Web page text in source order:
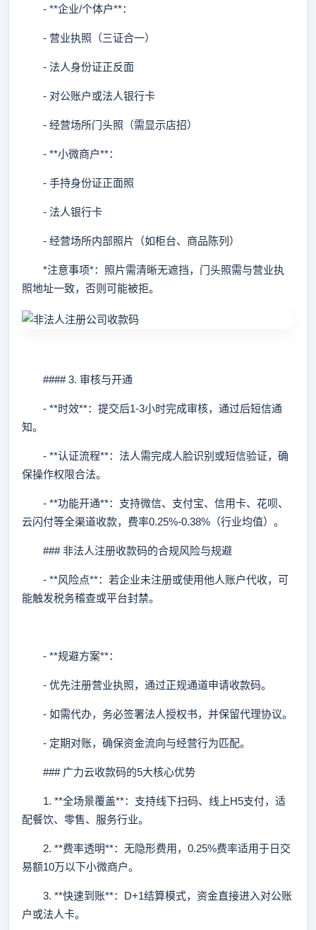
- **企业/个体户**：
- 营业执照（三证合一）
- 法人身份证正反面
- 对公账户或法人银行卡
- 经营场所门头照（需显示店招）
- **小微商户**：
- 手持身份证正面照
- 法人银行卡
- 经营场所内部照片（如柜台、商品陈列）
*注意事项*：照片需清晰无遮挡，门头照需与营业执
照地址一致，否则可能被拒。
#### 3. 审核与开通
- **时效**：提交后1-3小时完成审核，通过后短信通
知。
- **认证流程**：法人需完成人脸识别或短信验证，确
保操作权限合法。
- **功能开通**：支持微信、支付宝、信用卡、花呗、
云闪付等全渠道收款，费率0.25%-0.38%（行业均值）。
### 非法人注册收款码的合规风险与规避
- **风险点**：若企业未注册或使用他人账户代收，可
能触发税务稽查或平台封禁。
- **规避方案**：
- 优先注册营业执照，通过正规通道申请收款码。
- 如需代办，务必签署法人授权书，并保留代理协议。
- 定期对账，确保资金流向与经营行为匹配。
### 广力云收款码的5大核心优势
1. **全场景覆盖**：支持线下扫码、线上H5支付，适
配餐饮、零售、服务行业。
2. **费率透明**：无隐形费用，0.25%费率适用于日交
易额10万以下小微商户。
3. **快速到账**：D+1结算模式，资金直接进入对公账
户或法人卡。